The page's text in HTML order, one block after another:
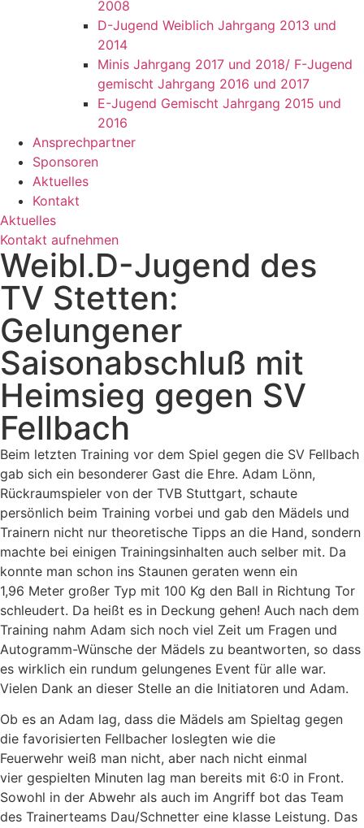
2008
D-Jugend Weiblich Jahrgang 2013 und
2014
Minis Jahrgang 2017 und 2018/ F-Jugend
gemischt Jahrgang 2016 und 2017
E-Jugend Gemischt Jahrgang 2015 und
2016
Ansprechpartner
Sponsoren
Aktuelles
Kontakt
Aktuelles
Kontakt aufnehmen
Weibl.D-Jugend des
TV Stetten:
Gelungener
Saisonabschluß mit
Heimsieg gegen SV
Fellbach
Beim letzten Training vor dem Spiel gegen die SV Fellbach
gab sich ein besonderer Gast die Ehre. Adam Lönn,
Rückraumspieler von der TVB Stuttgart, schaute
persönlich beim Training vorbei und gab den Mädels und
Trainern nicht nur theoretische Tipps an die Hand, sondern
machte bei einigen Trainingsinhalten auch selber mit. Da
konnte man schon ins Staunen geraten wenn ein
1,96 Meter großer Typ mit 100 Kg den Ball in Richtung Tor
schleudert. Da heißt es in Deckung gehen! Auch nach dem
Training nahm Adam sich noch viel Zeit um Fragen und
Autogramm-Wünsche der Mädels zu beantworten, so dass
es wirklich ein rundum gelungenes Event für alle war.
Vielen Dank an dieser Stelle an die Initiatoren und Adam.
Ob es an Adam lag, dass die Mädels am Spieltag gegen
die favorisierten Fellbacher loslegten wie die
Feuerwehr weiß man nicht, aber nach nicht einmal
vier gespielten Minuten lag man bereits mit 6:0 in Front.
Sowohl in der Abwehr als auch im Angriff bot das Team
des Trainerteams Dau/Schnetter eine klasse Leistung. Das